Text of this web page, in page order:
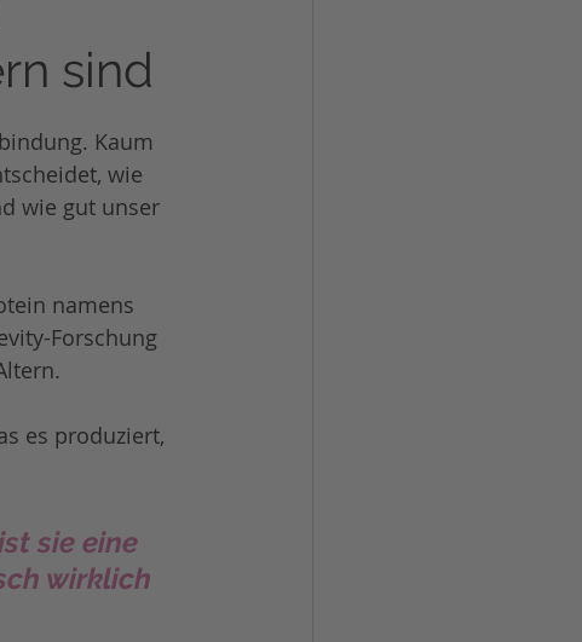
sind
Kaum
wie
wie gut unser
namens
Forschung
es produziert,
sie eine
wirklich